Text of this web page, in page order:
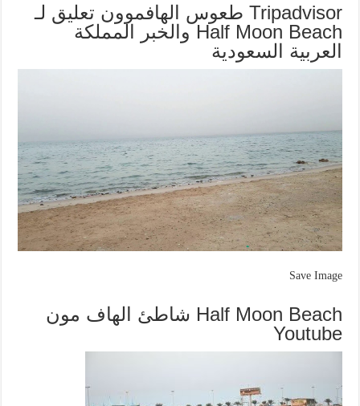
Tripadvisor طعوس الهافموون تعليق لـ
Half Moon Beach والخبر المملكة
العربية السعودية
Save Image
Half Moon Beach شاطئ الهاف مون
Youtube